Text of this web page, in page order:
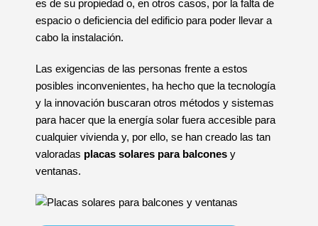
es de su propiedad o, en otros casos, por la falta de
espacio o deficiencia del edificio para poder llevar a
cabo la instalación.
Las exigencias de las personas frente a estos
posibles inconvenientes, ha hecho que la tecnología
y la innovación buscaran otros métodos y sistemas
para hacer que la energía solar fuera accesible para
cualquier vivienda y, por ello, se han creado las tan
valoradas placas solares para balcones y
ventanas.